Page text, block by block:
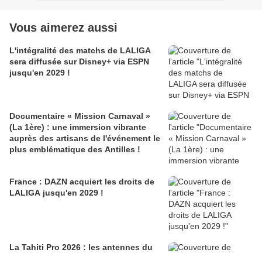
Vous aimerez aussi
L'intégralité des matchs de LALIGA
sera diffusée sur Disney+ via ESPN
jusqu'en 2029 !
Documentaire « Mission Carnaval »
(La 1ère) : une immersion vibrante
auprès des artisans de l'événement le
plus emblématique des Antilles !
France : DAZN acquiert les droits de
LALIGA jusqu'en 2029 !
La Tahiti Pro 2026 : les antennes du